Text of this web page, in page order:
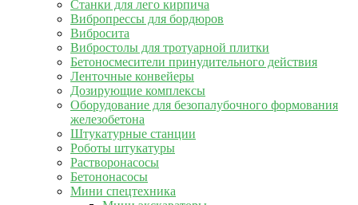
Станки для лего кирпича
Вибропрессы для бордюров
Вибросита
Вибростолы для тротуарной плитки
Бетоносмесители принудительного действия
Ленточные конвейеры
Дозирующие комплексы
Оборудование для безопалубочного формования
железобетона
Штукатурные станции
Роботы штукатуры
Растворонасосы
Бетононасосы
Мини спецтехника